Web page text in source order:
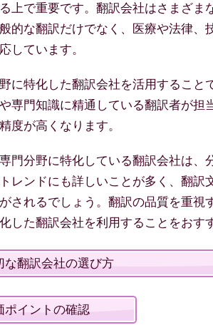
上で重要です。翻訳会社はさまざま
的な翻訳だけでなく、医療や法律、
しています。
に特化した翻訳会社を活用すること
専門知識に精通している翻訳者が担
度が高くなります。
門分野に特化している翻訳会社は、
レンドにも詳しいことが多く、翻訳
されるでしょう。翻訳の品質を重視
した翻訳会社を利用することをおす
な翻訳会社の選び方
ポイントの確認